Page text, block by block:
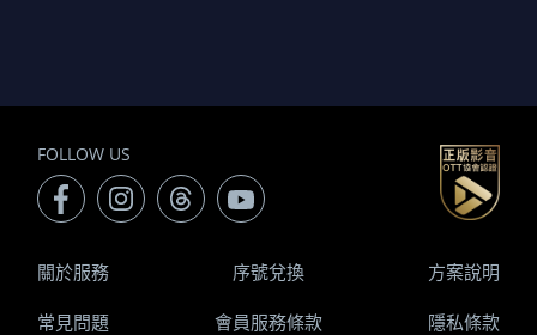
FOLLOW US
關於服務 序號兌換 方案說明
常見問題 會員服務條款 隱私條款